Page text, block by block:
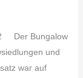
Der Bungalow
und
war auf